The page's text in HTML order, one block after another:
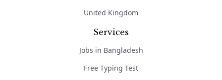
United Kingdom
Services
Jobs in Bangladesh
Free Typing Test